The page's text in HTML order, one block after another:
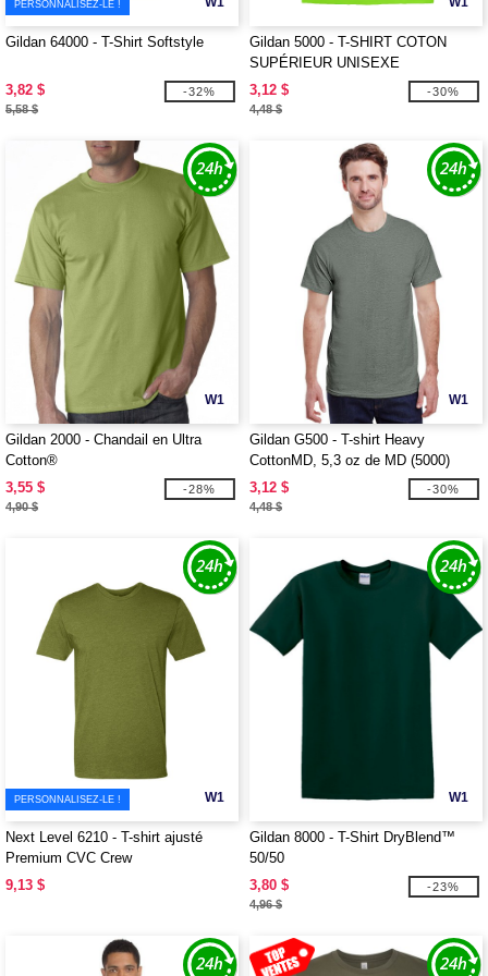
PERSONNALISEZ-LE !
Gildan 64000 - T-Shirt Softstyle
3,82 $
5,58 $
-32%
Gildan 5000 - T-SHIRT COTON
SUPÉRIEUR UNISEXE
3,12 $
4,48 $
-30%
W1
Gildan 2000 - Chandail en Ultra
Cotton®
3,55 $
4,90 $
-28%
W1
Gildan G500 - T-shirt Heavy
CottonMD, 5,3 oz de MD (5000)
3,12 $
4,48 $
-30%
W1
PERSONNALISEZ-LE !
Next Level 6210 - T-shirt ajusté
Premium CVC Crew
9,13 $
W1
Gildan 8000 - T-Shirt DryBlend™
50/50
3,80 $
4,96 $
-23%